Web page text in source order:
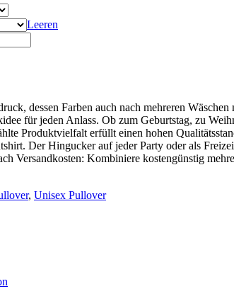
Leeren
dessen Farben auch nach mehreren
für jeden Anlass. Ob zum Geburtstag, zu
Produktvielfalt erfüllt einen hohen
Der Hingucker auf jeder Party oder als
Versandkosten: Kombiniere kostengünstig
, Unisex Pullover